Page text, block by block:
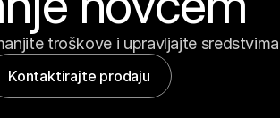
troškove i upravljajte
Kontaktirajte prodaju